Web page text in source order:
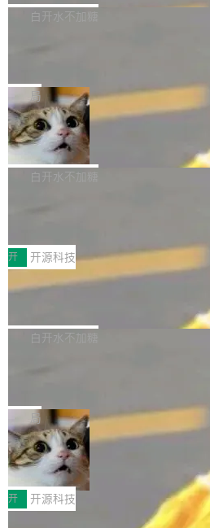
正，才能成为机器能理解的高质量数据
张CT影像上完成像素级精细分割，让
理工具。它可以查看，转换，编辑和分
新功能 macOS：在 Connect/Share 按
通过 AirDop 共享书籍的功能 Content
支持可向服务器后端添加新端点的插件
k：Compress images：添加将 GIF
JPEG/WebP 的选项 ToC Editor：添
白开水不加糖
ube 视频，标题是"SwiftUI 七年后：一
故事"。视频核心观点很简单：SwiftUI
了，仍然像一个永久公测版。 Manshin
流、布局系统、API 稳定性、性能、
维度逐一批判了 SwiftUI。最让人印象
一，界面错位。他说这个问题"两年前
至今没变"。 数据流方面，Manshin 指
I 的属性包装器演进史...
局
DBeaver 26.1.4 发布
DBeaver 是一个免费开源的通用数据
用于开发人员和数据库管理员。
AI 聊天功能（添加了一些快捷键）</
<li><span style="color:#000000">新
在新 SQL 控制台中打开 AI 生成的脚本
span></li> <li><span
白开水不加糖
2026卫星活动——第二届多语种对话语
型挑战赛 （Multilingual
h Language Model Challenge，MLC-
ask 1赛道中，传音TEX AI中心语音算
自主研发的说话人归属多语种自动语
化系统等关键方向的系统性技术实力。
聚焦多语言对话语音模型面临的关键技
共吸引来自全球工业界与学术界的1...
开 开源科技
Qwen3.8-Max 发布，下周开源
千问大模型宣布正式推出 Qwen 家族
的模型 Qwen3.8-Max，也是其首个
5 的架构基础构建，参数规模扩展至
激活参数95B，支持100万上下文
程、办公、科研以及长周期任务等方面
面提升。它不仅能应对更具挑战性的
更可靠地端到端完成复杂任务，输出
成果。 全球开发者都可通过千问 AI
白开水不加糖
态生成模型，能生成带原生立体声的
没有发布会，没有预告，直接扔了篇文
权重已经上传至 Hugging Face。 去年
频生成模型还在追 Runway 和 Pika
天 MiniMax H3 从架构到许可都摆上
个模型，三个模块，两个开源。 H3
局
DeepSeek-V4-Flash正式版API上
算互联网
近日，DeepSeek-V4-Flash 正式版
开测试。国家超算互联网正式上线
4-Flash 正式版（DeepSeek-V4-
开 开源科技